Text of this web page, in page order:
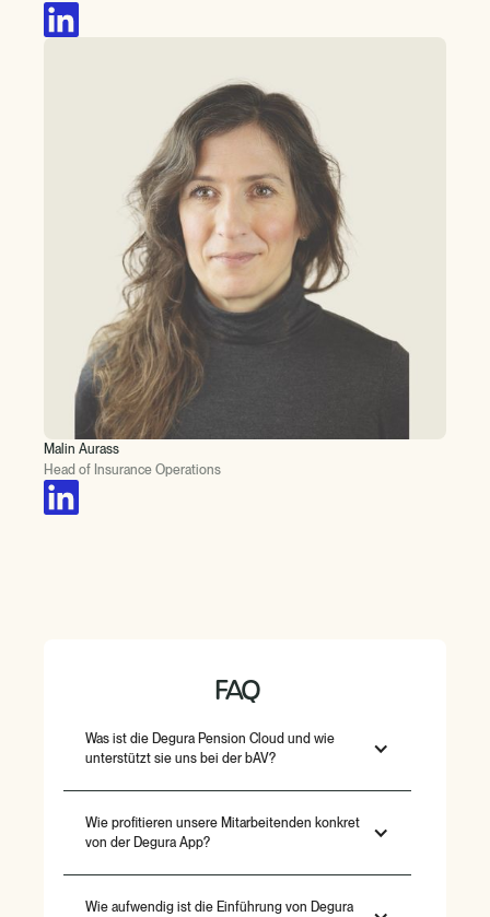
Malin Aurass
Head of Insurance Operations
FAQ
Was ist die Degura Pension Cloud und wie
unterstützt sie uns bei der bAV?
Wie profitieren unsere Mitarbeitenden konkret
von der Degura App?
Wie aufwendig ist die Einführung von Degura